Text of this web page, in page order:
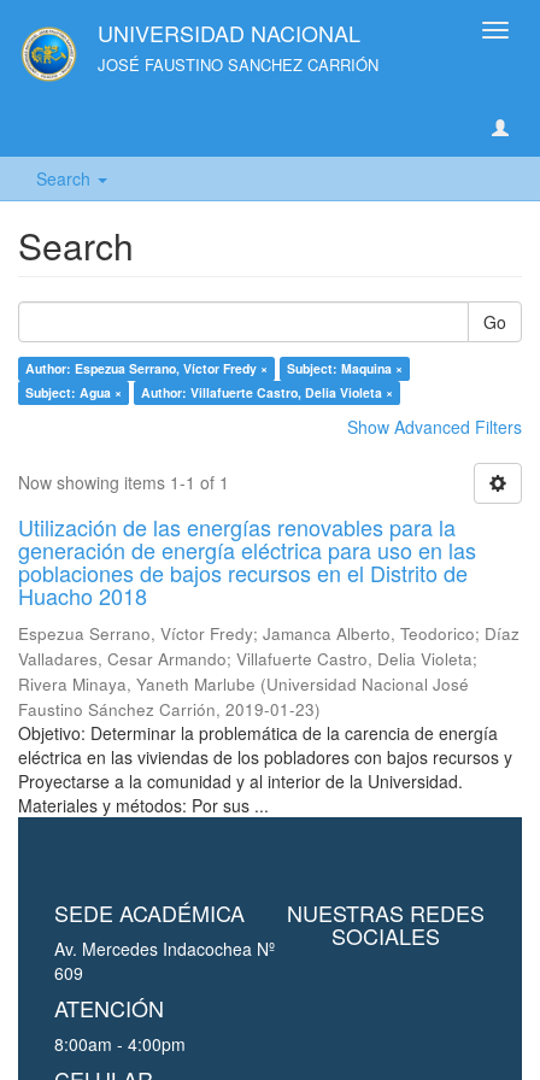
UNIVERSIDAD NACIONAL
JOSÉ FAUSTINO SANCHEZ CARRIÓN
Search
Search
Go
Author: Espezua Serrano, Víctor Fredy ×
Subject: Maquina ×
Subject: Agua ×
Author: Villafuerte Castro, Delia Violeta ×
Show Advanced Filters
Now showing items 1-1 of 1
Utilización de las energías renovables para la
generación de energía eléctrica para uso en las
poblaciones de bajos recursos en el Distrito de
Huacho 2018
Espezua Serrano, Víctor Fredy; Jamanca Alberto, Teodorico; Díaz
Valladares, Cesar Armando; Villafuerte Castro, Delia Violeta;
Rivera Minaya, Yaneth Marlube (Universidad Nacional José
Faustino Sánchez Carrión, 2019-01-23)
Objetivo: Determinar la problemática de la carencia de energía
eléctrica en las viviendas de los pobladores con bajos recursos y
Proyectarse a la comunidad y al interior de la Universidad.
Materiales y métodos: Por sus ...
SEDE ACADÉMICA
Av. Mercedes Indacochea Nº
609
ATENCIÓN
8:00am - 4:00pm
NUESTRAS REDES
SOCIALES